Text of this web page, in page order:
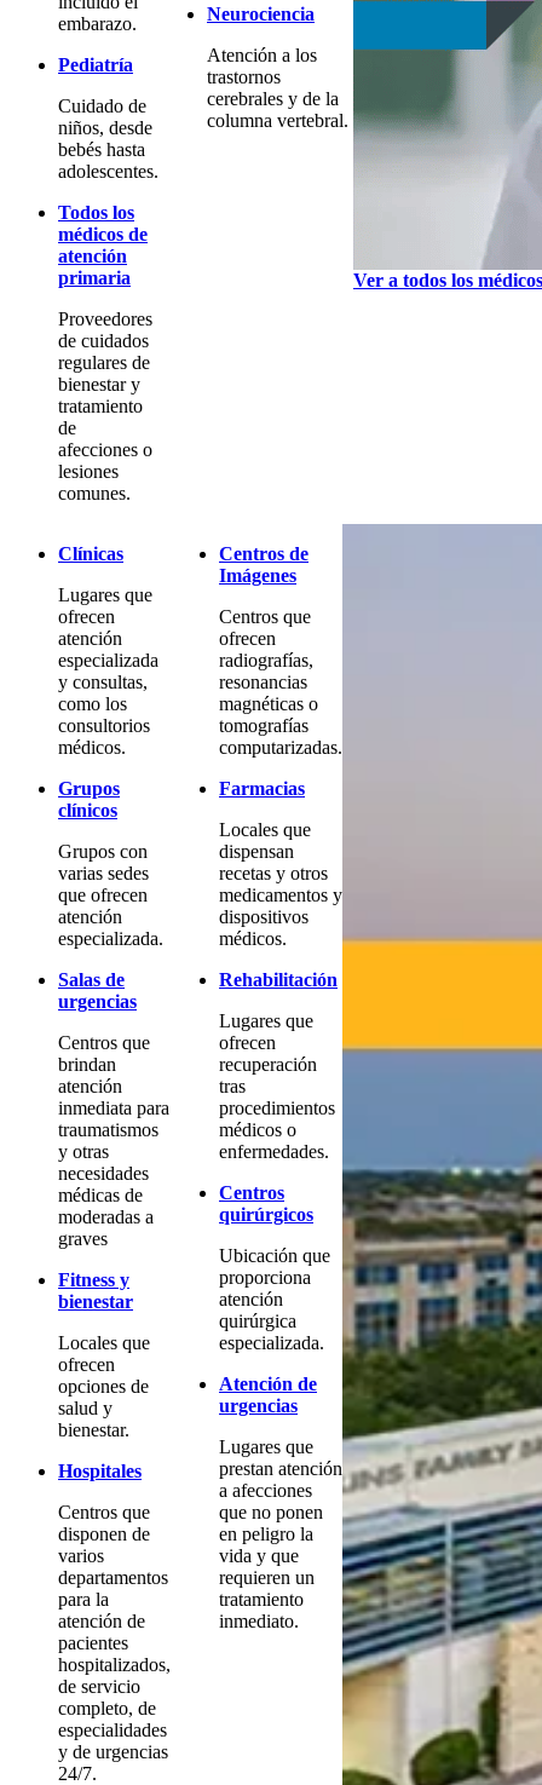
embarazo.
Pediatría
Cuidado de
niños, desde
bebés hasta
adolescentes.
Todos los
médicos de
atención
primaria
Proveedores
de cuidados
regulares de
bienestar y
tratamiento
de
afecciones o
lesiones
comunes.
Neurociencia
Atención a los
trastornos
cerebrales y de la
columna vertebral.
Ver a todos los médicos
Clínicas
Lugares que
ofrecen
atención
especializada
y consultas,
como los
consultorios
médicos.
Grupos
clínicos
Grupos con
varias sedes
que ofrecen
atención
especializada.
Salas de
urgencias
Centros que
brindan
atención
inmediata para
traumatismos
y otras
necesidades
médicas de
moderadas a
graves
Fitness y
bienestar
Locales que
ofrecen
opciones de
salud y
bienestar.
Hospitales
Centros que
disponen de
varios
departamentos
para la
atención de
pacientes
hospitalizados,
de servicio
completo, de
especialidades
y de urgencias
24/7.
Centros de
Imágenes
Centros que
ofrecen
radiografías,
resonancias
magnéticas o
tomografías
computarizadas.
Farmacias
Locales que
dispensan
recetas y otros
medicamentos y
dispositivos
médicos.
Rehabilitación
Lugares que
ofrecen
recuperación
tras
procedimientos
médicos o
enfermedades.
Centros
quirúrgicos
Ubicación que
proporciona
atención
quirúrgica
especializada.
Atención de
urgencias
Lugares que
prestan atención
a afecciones
que no ponen
en peligro la
vida y que
requieren un
tratamiento
inmediato.